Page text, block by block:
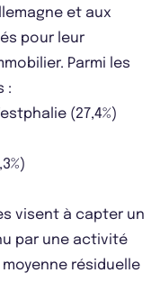
et aux
pour leur
Parmi les
:
(27,4%)
visent à capter un
par une activité
résiduelle